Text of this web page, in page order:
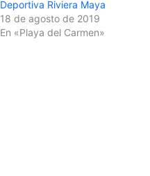
Deportiva Riviera Maya
18 de agosto de 2019
En «Playa del Carmen»